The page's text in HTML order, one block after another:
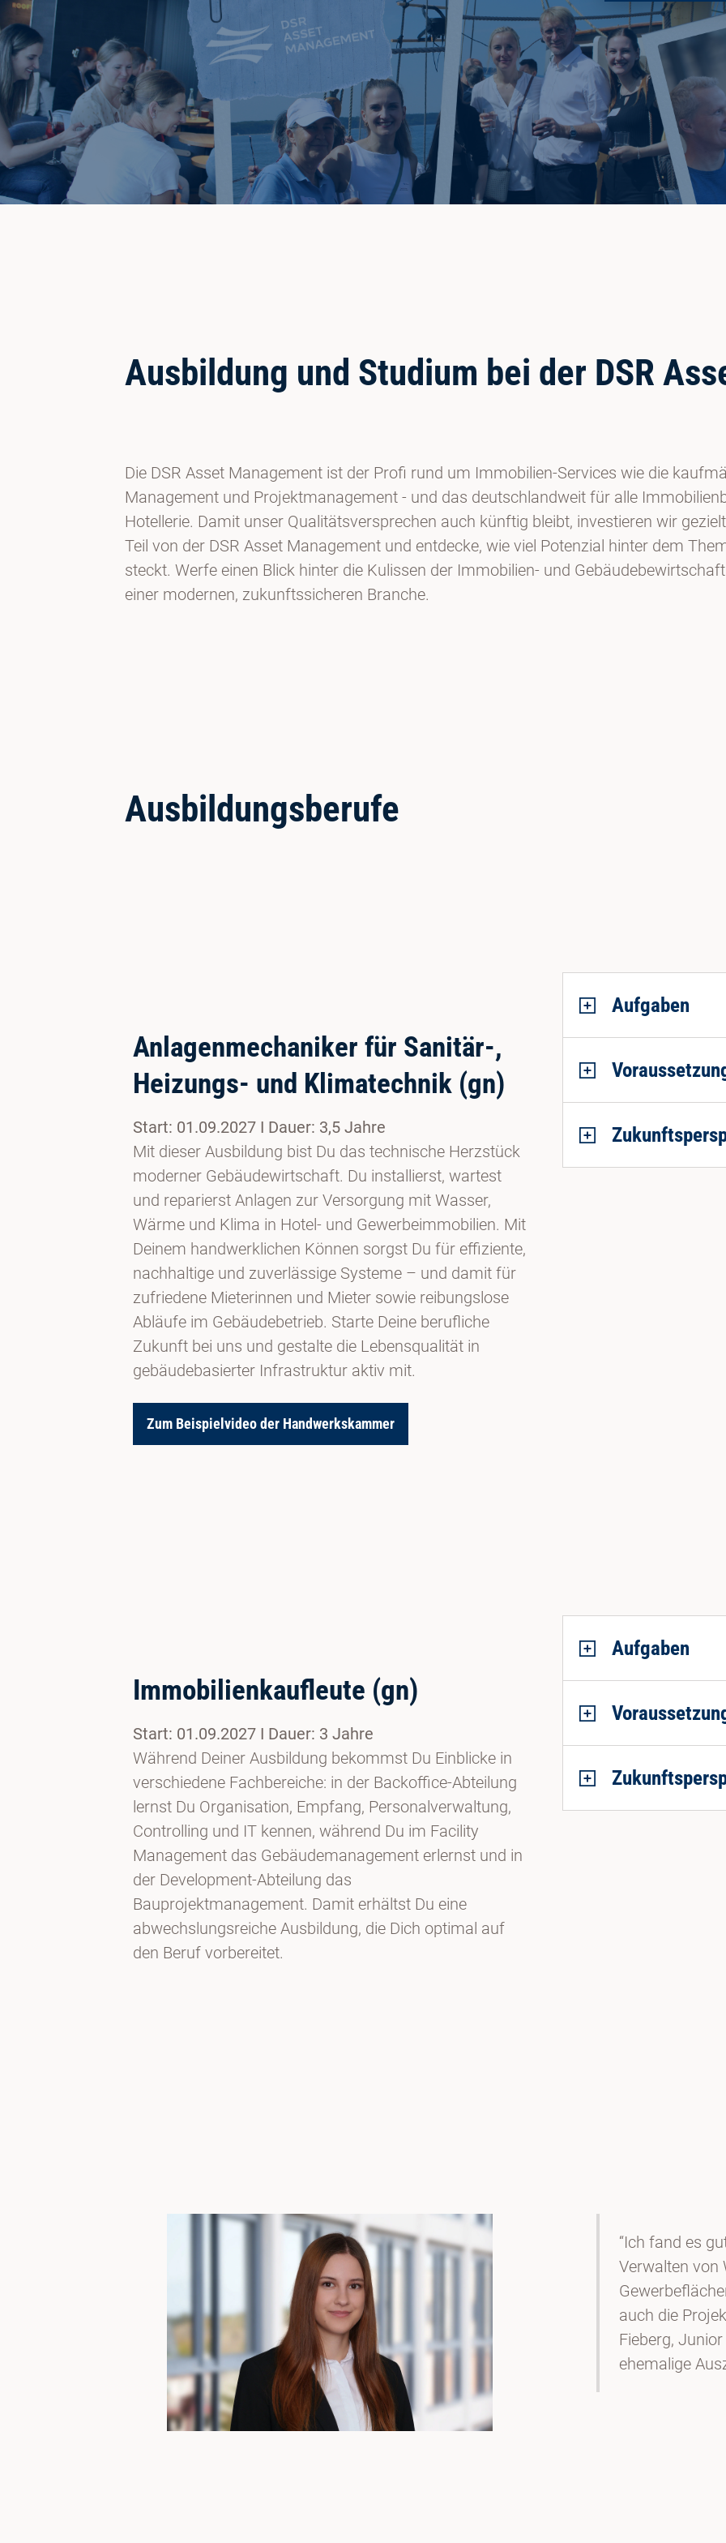
Ausbildung und Studium bei der DSR
Die DSR Asset Management ist der Profi rund um Immobilien-Services wie die
Management und Projektmanagement - und das deutschlandweit für alle
Hotellerie. Damit unser Qualitätsversprechen auch künftig bleibt, investieren wir
Teil von der DSR Asset Management und entdecke, wie viel Potenzial hinter dem
steckt. Werfe einen Blick hinter die Kulissen der Immobilien- und
einer modernen, zukunftssicheren Branche.
Ausbildungsberufe
Anlagenmechaniker für Sanitär-,
Heizungs- und Klimatechnik (gn)
Start: 01.09.2027 I Dauer: 3,5 Jahre
Mit dieser Ausbildung bist Du das technische Herzstück
moderner Gebäudewirtschaft. Du installierst, wartest
und reparierst Anlagen zur Versorgung mit Wasser,
Wärme und Klima in Hotel- und Gewerbeimmobilien. Mit
Deinem handwerklichen Können sorgst Du für effiziente,
nachhaltige und zuverlässige Systeme – und damit für
zufriedene Mieterinnen und Mieter sowie reibungslose
Abläufe im Gebäudebetrieb. Starte Deine berufliche
Zukunft bei uns und gestalte die Lebensqualität in
gebäudebasierter Infrastruktur aktiv mit.
Zum Beispielvideo der Handwerkskammer
Aufgaben
Immobilienkaufleute (gn)
Start: 01.09.2027 I Dauer: 3 Jahre
Während Deiner Ausbildung bekommst Du Einblicke in
verschiedene Fachbereiche: in der Backoffice-Abteilung
lernst Du Organisation, Empfang, Personalverwaltung,
Controlling und IT kennen, während Du im Facility
Management das Gebäudemanagement erlernst und in
der Development-Abteilung das
Bauprojektmanagement. Damit erhältst Du eine
abwechslungsreiche Ausbildung, die Dich optimal auf
den Beruf vorbereitet.
Aufgaben
“Ich fand es
Verwalten von
auch die
Fieberg,
ehemalige